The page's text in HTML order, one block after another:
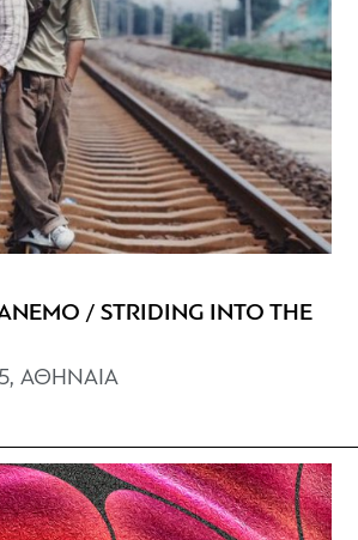
/ STRIDING INTO THE
ΑΘΗΝΑΙΑ